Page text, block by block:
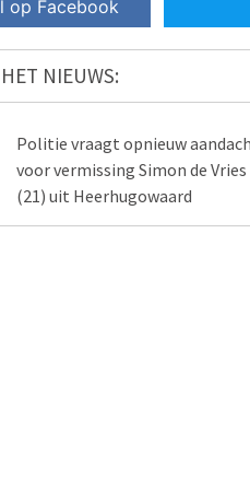
op Facebook
NIEUWS:
Politie vraagt opnieuw
voor vermissing Simon de Vries
(21) uit Heerhugowaard